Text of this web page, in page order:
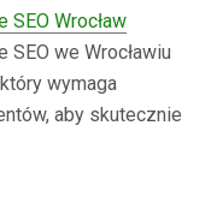
SEO Wrocław
SEO we Wrocławiu
wymaga
aby skutecznie